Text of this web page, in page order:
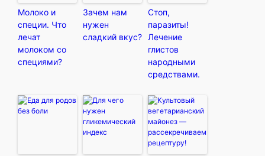
Молоко и
специи. Что
лечат
молоком со
специями?
Зачем нам
нужен
сладкий вкус?
Стоп,
паразиты!
Лечение
глистов
народными
средствами.